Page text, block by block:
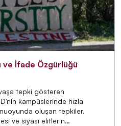
ve İfade Özgürlüğü
tepki gösteren
kampüslerinde hızla
oluşan tepkiler,
ve siyasi elitlerin